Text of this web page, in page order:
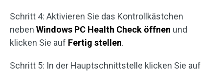
Schritt 4: Aktivieren Sie das Kontrollkästchen
neben Windows PC Health Check öffnen und
klicken Sie auf Fertig stellen.
Schritt 5: In der Hauptschnittstelle klicken Sie auf